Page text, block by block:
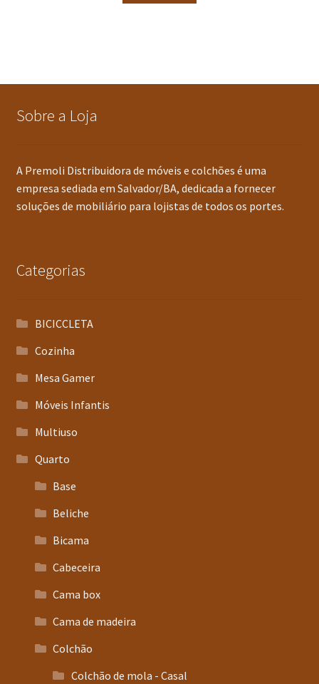
Sobre a Loja
A Premoli Distribuidora de móveis e colchões é uma
empresa sediada em Salvador/BA, dedicada a fornecer
soluções de mobiliário para lojistas de todos os portes.
Categorias
BICICCLETA
Cozinha
Mesa Gamer
Móveis Infantis
Multiuso
Quarto
Base
Beliche
Bicama
Cabeceira
Cama box
Cama de madeira
Colchão
Colchão de mola - Casal